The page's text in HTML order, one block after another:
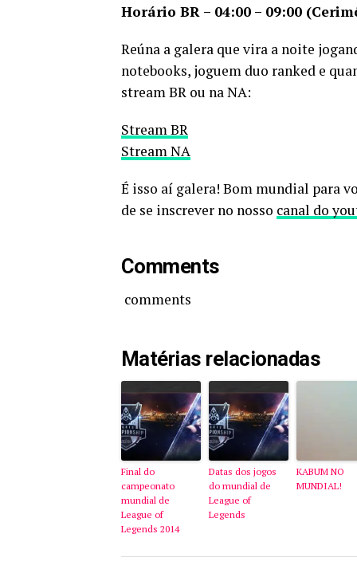
Horário BR – 04:00 – 09:00
Reúna a galera que vira a noite
notebooks, joguem duo ranked e
stream BR ou na NA:
Stream BR
Stream NA
É isso aí galera! Bom mundial para
de se inscrever no nosso canal do
Comments
comments
Matérias relacionadas
Final do
campeonato
mundial de
League of
Legends 2014
Datas dos jogos
do mundial de
League of
Legends
KABUM NO
MUNDIAL!